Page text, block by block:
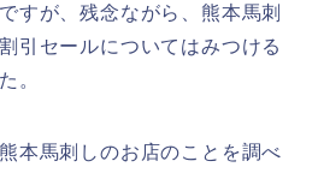
すが、残念ながら、熊本馬刺
引セールについてはみつける
。
本馬刺しのお店のことを調べ